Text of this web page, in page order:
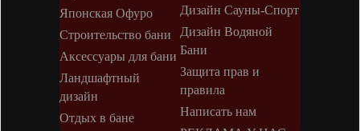
Японская Офуро
Строительство бани
Аксессуары для бани
Ландшафтный
дизайн
Отдых в бане
Дизайн Сауны-Спорт
Дизайн Водяной
Бани
Защита прав и
правила
Написать нам